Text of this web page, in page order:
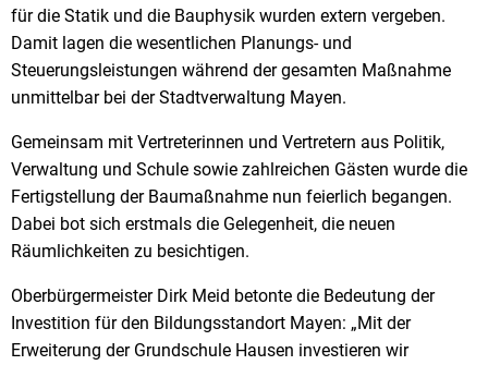
für die Statik und die Bauphysik wurden extern vergeben.
Damit lagen die wesentlichen Planungs- und
Steuerungsleistungen während der gesamten Maßnahme
unmittelbar bei der Stadtverwaltung Mayen.
Gemeinsam mit Vertreterinnen und Vertretern aus Politik,
Verwaltung und Schule sowie zahlreichen Gästen wurde die
Fertigstellung der Baumaßnahme nun feierlich begangen.
Dabei bot sich erstmals die Gelegenheit, die neuen
Räumlichkeiten zu besichtigen.
Oberbürgermeister Dirk Meid betonte die Bedeutung der
Investition für den Bildungsstandort Mayen: „Mit der
Erweiterung der Grundschule Hausen investieren wir